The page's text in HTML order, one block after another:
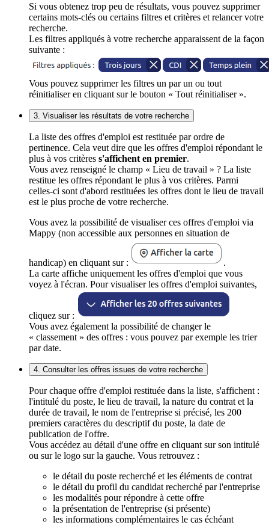
Si vous obtenez trop peu de résultats, vous pouvez supprimer
certains mots-clés ou certains filtres et critères et relancer votre
recherche.
Les filtres appliqués à votre recherche apparaissent de la façon
suivante :
Vous pouvez supprimer les filtres un par un ou tout
réinitialiser en cliquant sur le bouton « Tout réinitialiser ».
3. Visualiser les résultats de votre recherche
La liste des offres d'emploi est restituée par ordre de
pertinence. Cela veut dire que les offres d'emploi répondant le
plus à vos critères s'affichent en premier.
Vous avez renseigné le champ « Lieu de travail » ? La liste
restitue les offres répondant le plus à vos critères. Parmi
celles-ci sont d'abord restituées les offres dont le lieu de travail
est le plus proche de votre recherche.
Vous avez la possibilité de visualiser ces offres d'emploi via
Mappy (non accessible aux personnes en situation de
handicap) en cliquant sur :
.
La carte affiche uniquement les offres d'emploi que vous
voyez à l'écran. Pour visualiser les offres d'emploi suivantes,
cliquez sur :
Vous avez également la possibilité de changer le
« classement » des offres : vous pouvez par exemple les trier
par date.
4. Consulter les offres issues de votre recherche
Pour chaque offre d'emploi restituée dans la liste, s'affichent :
l'intitulé du poste, le lieu de travail, la nature du contrat et la
durée de travail, le nom de l'entreprise si précisé, les 200
premiers caractères du descriptif du poste, la date de
publication de l'offre.
Vous accédez au détail d'une offre en cliquant sur son intitulé
ou sur le logo sur la gauche. Vous retrouvez :
le détail du poste recherché et les éléments de contrat
le détail du profil du candidat recherché par l'entreprise
les modalités pour répondre à cette offre
la présentation de l'entreprise (si présente)
les informations complémentaires le cas échéant